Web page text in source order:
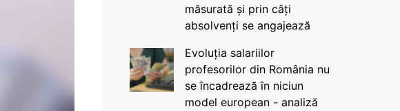
măsurată și prin câți
absolvenți se angajează
Evoluția salariilor
profesorilor din România nu
se încadrează în niciun
model european - analiză